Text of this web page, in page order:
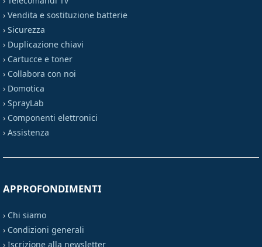
› Vendita e sostituzione batterie
› Sicurezza
› Duplicazione chiavi
› Cartucce e toner
› Collabora con noi
› Domotica
› SprayLab
› Componenti elettronici
› Assistenza
APPROFONDIMENTI
› Chi siamo
› Condizioni generali
› Iscrizione alla newsletter